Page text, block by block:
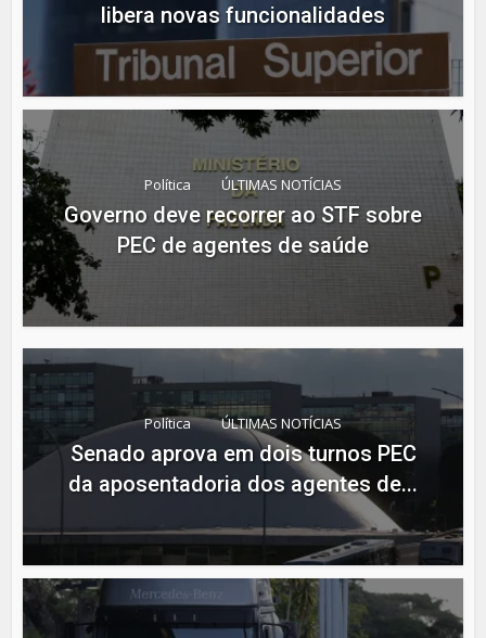
libera novas funcionalidades
Política ÚLTIMAS NOTÍCIAS
Governo deve recorrer ao STF sobre
PEC de agentes de saúde
Política ÚLTIMAS NOTÍCIAS
Senado aprova em dois turnos PEC
da aposentadoria dos agentes de...